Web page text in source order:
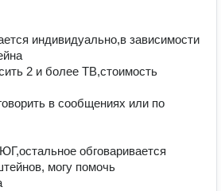
индивидуально,в зависимости
2 и более ТВ,стоимость
в сообщениях или по
обговаривается
могу помочь